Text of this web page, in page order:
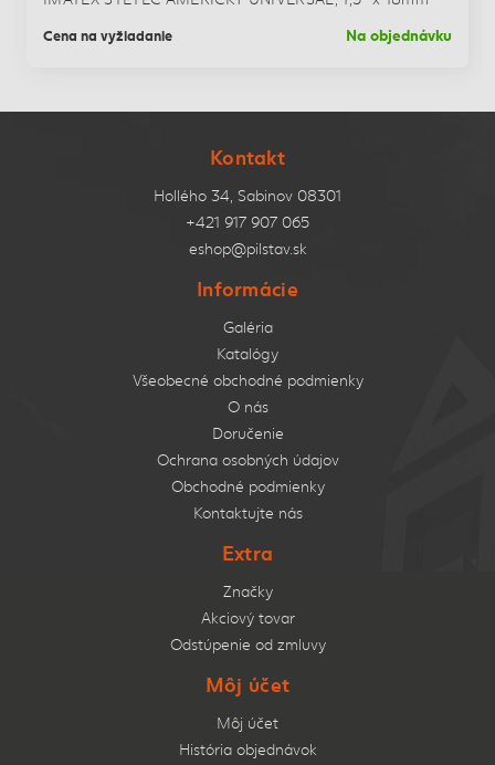
Cena na vyžiadanie Na objednávku
Kontakt
Hollého 34, Sabinov 08301
+421 917 907 065
eshop@pilstav.sk
Informácie
Galéria
Katalógy
Všeobecné obchodné podmienky
O nás
Doručenie
Ochrana osobných údajov
Obchodné podmienky
Kontaktujte nás
Extra
Značky
Akciový tovar
Odstúpenie od zmluvy
Môj účet
Môj účet
História objednávok